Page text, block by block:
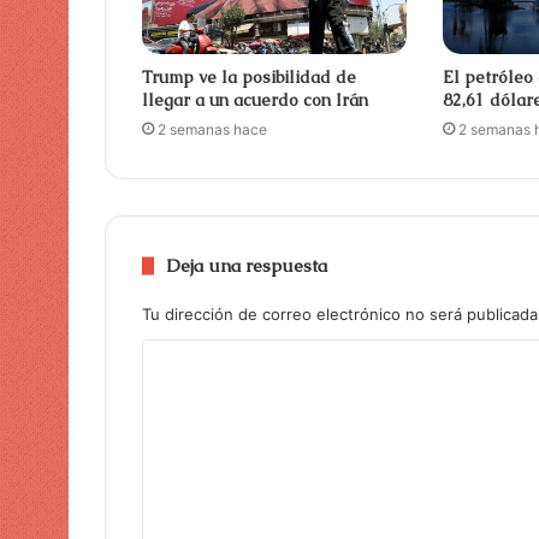
Trump ve la posibilidad de
llegar a un acuerdo con Irán
2 semanas hace
El petróleo
82,61
2 semanas
Deja una respuesta
Tu dirección de correo electrónico no será